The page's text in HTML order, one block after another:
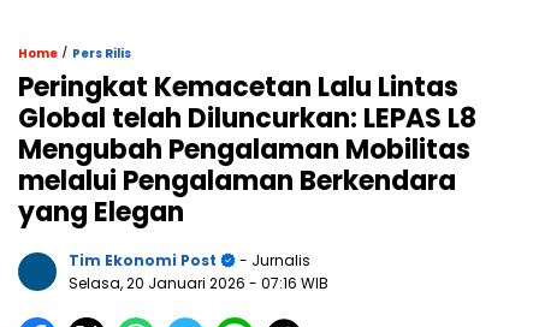
Home / Pers Rilis
Peringkat Kemacetan Lalu Lintas
Global telah Diluncurkan: LEPAS L8
Mengubah Pengalaman Mobilitas
melalui Pengalaman Berkendara
yang Elegan
Tim Ekonomi Post
- Jurnalis
Selasa, 20 Januari 2026 - 07:16 WIB